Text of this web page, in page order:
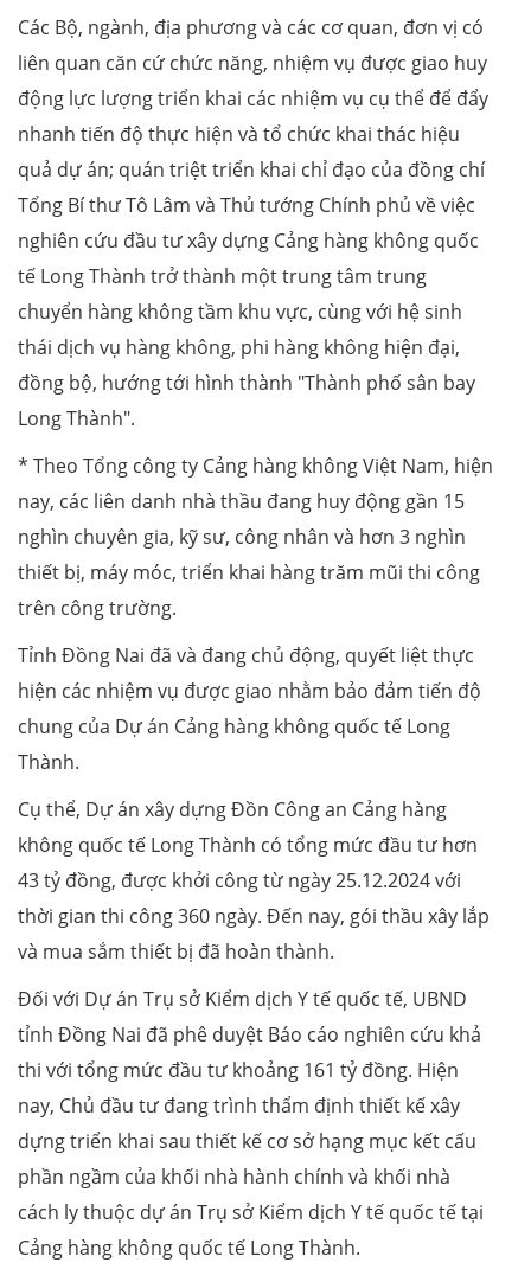
Các Bộ, ngành, địa phương và các cơ quan, đơn vị có
liên quan căn cứ chức năng, nhiệm vụ được giao huy
động lực lượng triển khai các nhiệm vụ cụ thể để đẩy
nhanh tiến độ thực hiện và tổ chức khai thác hiệu
quả dự án; quán triệt triển khai chỉ đạo của đồng chí
Tổng Bí thư Tô Lâm và Thủ tướng Chính phủ về việc
nghiên cứu đầu tư xây dựng Cảng hàng không quốc
tế Long Thành trở thành một trung tâm trung
chuyển hàng không tầm khu vực, cùng với hệ sinh
thái dịch vụ hàng không, phi hàng không hiện đại,
đồng bộ, hướng tới hình thành "Thành phố sân bay
Long Thành".
* Theo Tổng công ty Cảng hàng không Việt Nam, hiện
nay, các liên danh nhà thầu đang huy động gần 15
nghìn chuyên gia, kỹ sư, công nhân và hơn 3 nghìn
thiết bị, máy móc, triển khai hàng trăm mũi thi công
trên công trường.
Tỉnh Đồng Nai đã và đang chủ động, quyết liệt thực
hiện các nhiệm vụ được giao nhằm bảo đảm tiến độ
chung của Dự án Cảng hàng không quốc tế Long
Thành.
Cụ thể, Dự án xây dựng Đồn Công an Cảng hàng
không quốc tế Long Thành có tổng mức đầu tư hơn
43 tỷ đồng, được khởi công từ ngày 25.12.2024 với
thời gian thi công 360 ngày. Đến nay, gói thầu xây lắp
và mua sắm thiết bị đã hoàn thành.
Đối với Dự án Trụ sở Kiểm dịch Y tế quốc tế, UBND
tỉnh Đồng Nai đã phê duyệt Báo cáo nghiên cứu khả
thi với tổng mức đầu tư khoảng 161 tỷ đồng. Hiện
nay, Chủ đầu tư đang trình thẩm định thiết kế xây
dựng triển khai sau thiết kế cơ sở hạng mục kết cấu
phần ngầm của khối nhà hành chính và khối nhà
cách ly thuộc dự án Trụ sở Kiểm dịch Y tế quốc tế tại
Cảng hàng không quốc tế Long Thành.